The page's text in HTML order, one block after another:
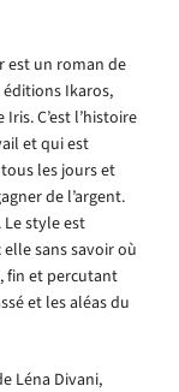
est un roman de
éditions Ikaros,
C’est l’histoire
et qui est
les jours et
de l’argent.
Le style est
elle sans savoir où
fin et percutant
et les aléas du
Léna Divani,